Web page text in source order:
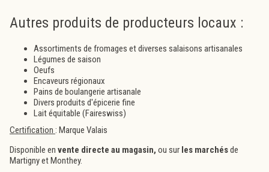
Autres produits de producteurs locaux :
Assortiments de fromages et diverses salaisons artisanales
Légumes de saison
Oeufs
Encaveurs régionaux
Pains de boulangerie artisanale
Divers produits d'épicerie fine
Lait équitable (Faireswiss)
Certification : Marque Valais
Disponible en vente directe au magasin, ou sur les marchésde
Martigny et Monthey.